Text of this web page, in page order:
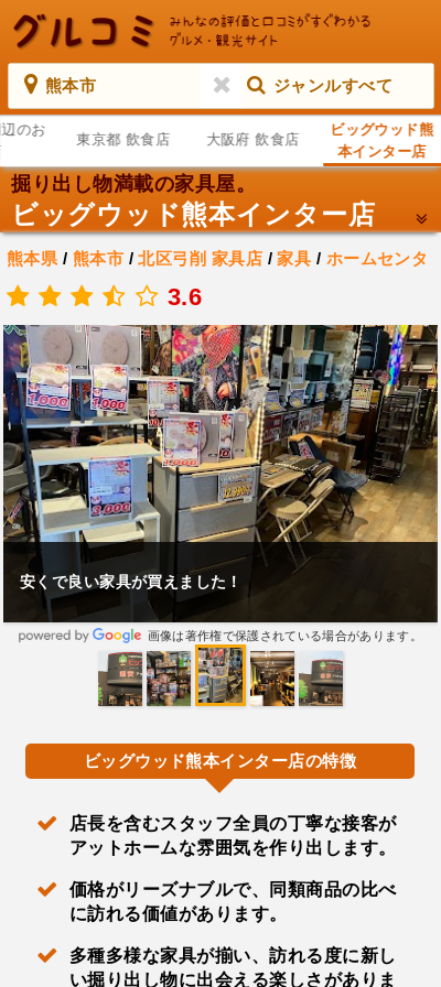
熊本市 ジャンルすべて
のお
東京都 飲食店 大阪府 飲食店
ビッグウッド熊
本インター店
掘り出し物満載の家具屋。
ビッグウッド熊本インター店
熊本県 / 熊本市 /北区弓削 家具店 /家具 / ホームセンタ
.
3.6
安くで良い家具が買えました！
画像は著作権で保護されている場合があります。
ビッグウッド熊本インター店の特徴
店長を含むスタッフ全員の丁寧な接客が
アットホームな雰囲気を作り出します。
価格がリーズナブルで、同類商品の比べ
に訪れる価値があります。
多種多様な家具が揃い、訪れる度に新し
い掘り出し物に出会える楽しさがありま